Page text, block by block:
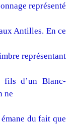
représenté
Antilles. En ce
représentant
fils d’un Blanc-
ne
du fait que